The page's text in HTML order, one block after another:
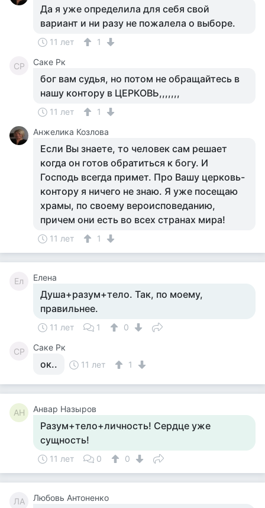
Да я уже определила для себя свой
вариант и ни разу не пожалела о выборе.
11 лет 1
СР Саке Рк
бог вам судья, но потом не обращайтесь в
нашу контору в ЦЕРКОВЬ,,,,,,,
11 лет
1
Анжелика Козлова
Если Вы знаете, то человек сам решает
когда он готов обратиться к богу. И
Господь всегда примет. Про Вашу церковь-
контору я ничего не знаю. Я уже посещаю
храмы, по своему вероисповеданию,
причем они есть во всех странах мира!
11 лет 1
Ел Елена
Душа+разум+тело. Так, по моему,
правильнее.
11 лет 1 0
СР Саке Рк
ок.. 11 лет 1
АН Анвар Назыров
Разум+тело+личность! Сердце уже
сущность!
11 лет 0 0
ЛА Любовь Антоненко